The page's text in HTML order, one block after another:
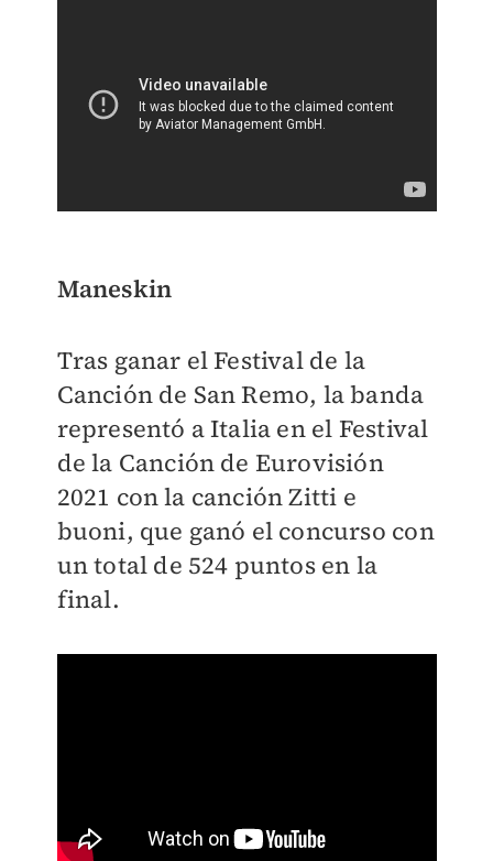
Maneskin
Tras ganar el Festival de la
Canción de San Remo, la banda
representó a Italia en el Festival
de la Canción de Eurovisión
2021 con la canción Zitti e
buoni, que ganó el concurso con
un total de 524 puntos en la
final.